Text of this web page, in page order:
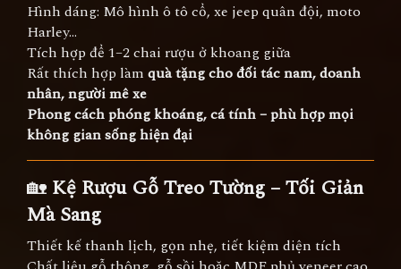
Hình dáng: Mô hình ô tô cổ, xe jeep quân đội, moto
Harley…
Tích hợp để 1–2 chai rượu ở khoang giữa
Rất thích hợp làm quà tặng cho đối tác nam, doanh
nhân, người mê xe
Phong cách phóng khoáng, cá tính – phù hợp mọi
không gian sống hiện đại
🏡 Kệ Rượu Gỗ Treo Tường – Tối Giản
Mà Sang
Thiết kế thanh lịch, gọn nhẹ, tiết kiệm diện tích